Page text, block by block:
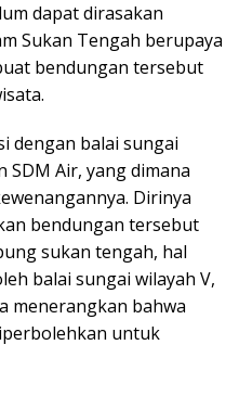
dapat dirasakan
Sukan Tengah berupaya
bendungan tersebut
dengan balai sungai
SDM Air, yang dimana
Dirinya
bendungan tersebut
sukan tengah, hal
balai sungai wilayah V,
menerangkan bahwa
untuk